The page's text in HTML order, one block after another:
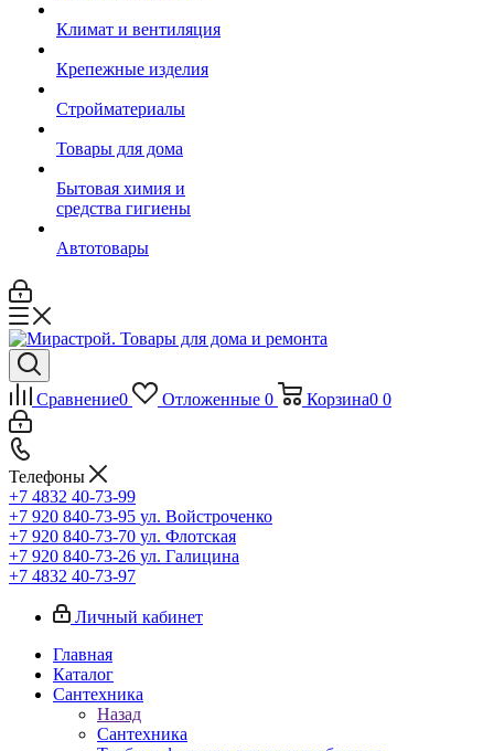
Климат и вентиляция
Крепежные изделия
Стройматериалы
Товары для дома
Бытовая химия и
средства гигиены
Автотовары
Сравнение0 Отложенные 0 Корзина0 0
Телефоны
+7 4832 40-73-99
+7 920 840-73-95 ул. Войстроченко
+7 920 840-73-70 ул. Флотская
+7 920 840-73-26 ул. Галицина
+7 4832 40-73-97
Личный кабинет
Главная
Каталог
Сантехника
Назад
Сантехника